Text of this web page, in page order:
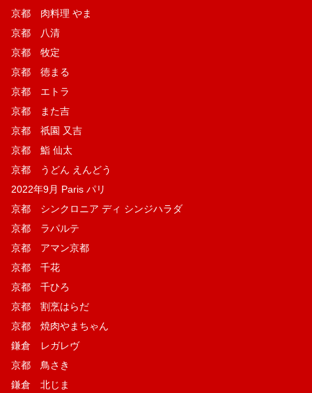
京都 肉料理 やま
京都 八清
京都 牧定
京都 徳まる
京都 エトラ
京都 また吉
京都 祇園 又吉
京都 鮨 仙太
京都 うどん えんどう
2022年9月 Paris パリ
京都 シンクロニア ディ シンジハラダ
京都 ラパルテ
京都 アマン京都
京都 千花
京都 千ひろ
京都 割烹はらだ
京都 焼肉やまちゃん
鎌倉 レガレヴ
京都 鳥さき
鎌倉 北じま